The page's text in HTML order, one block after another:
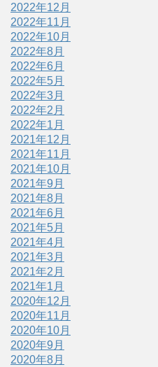
2022年12月
2022年11月
2022年10月
2022年8月
2022年6月
2022年5月
2022年3月
2022年2月
2022年1月
2021年12月
2021年11月
2021年10月
2021年9月
2021年8月
2021年6月
2021年5月
2021年4月
2021年3月
2021年2月
2021年1月
2020年12月
2020年11月
2020年10月
2020年9月
2020年8月